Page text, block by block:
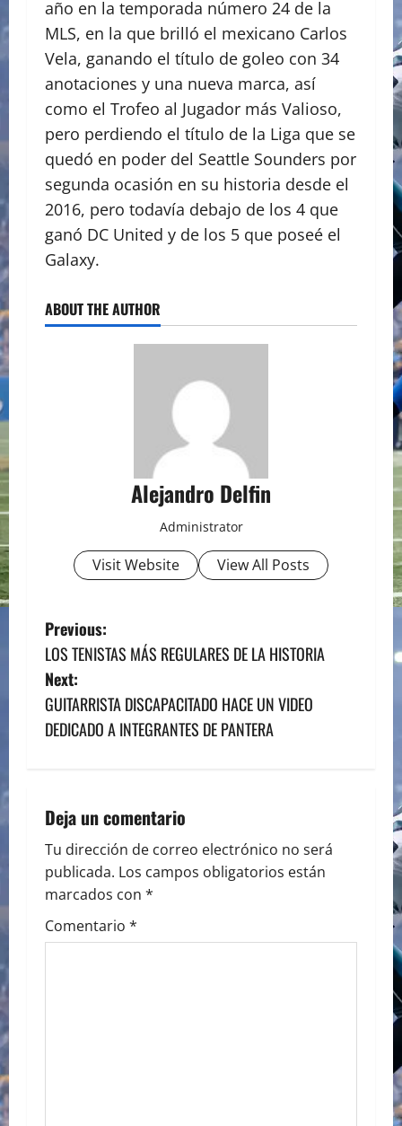
año en la temporada número 24 de la
MLS, en la que brilló el mexicano Carlos
Vela, ganando el título de goleo con 34
anotaciones y una nueva marca, así
como el Trofeo al Jugador más Valioso,
pero perdiendo el título de la Liga que se
quedó en poder del Seattle Sounders por
segunda ocasión en su historia desde el
2016, pero todavía debajo de los 4 que
ganó DC United y de los 5 que poseé el
Galaxy.
ABOUT THE AUTHOR
Alejandro Delfin
Administrator
Visit Website View All Posts
P
o
s
t
a
v
i
g
Previous:
LOS TENISTAS MÁS REGULARES DE LA HISTORIA
Next:
GUITARRISTA DISCAPACITADO HACE UN VIDEO
DEDICADO A INTEGRANTES DE PANTERA
Deja un comentario
Tu dirección de correo electrónico no será
publicada. Los campos obligatorios están
marcados con *
Comentario *